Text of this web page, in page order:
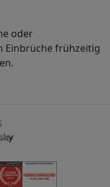
oder
Einbrüche frühzeitig